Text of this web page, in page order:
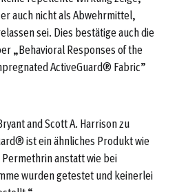
auch nicht als Abwehrmittel,
sei. Dies bestätige auch die
„Behavioral Responses of the
ActiveGuard® Fabric”
and Scott A. Harrison zu
ist ein ähnliches Produkt wie
anstatt wie bei
wurden getestet und keinerlei